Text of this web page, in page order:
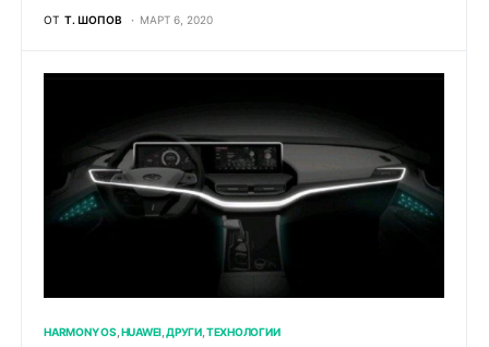
ОТ Т. ШОПОВ МАРТ 6, 2020
HARMONY OS HUAWEI ДРУГИ ТЕХНОЛОГИИ